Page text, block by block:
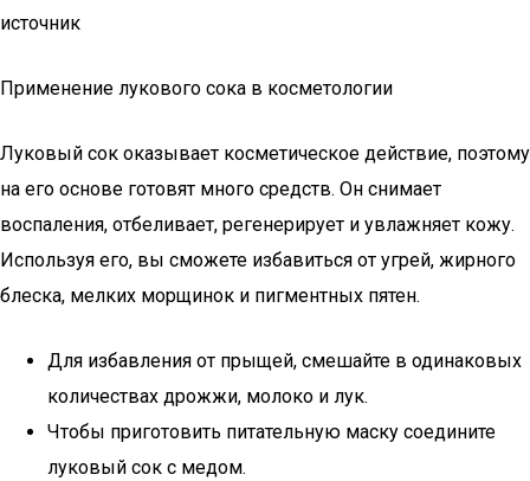
источник
Применение лукового сока в косметологии
Луковый сок оказывает косметическое действие, поэтому
на его основе готовят много средств. Он снимает
воспаления, отбеливает, регенерирует и увлажняет кожу.
Используя его, вы сможете избавиться от угрей, жирного
блеска, мелких морщинок и пигментных пятен.
Для избавления от прыщей, смешайте в одинаковых
количествах дрожжи, молоко и лук.
Чтобы приготовить питательную маску соедините
луковый сок с медом.